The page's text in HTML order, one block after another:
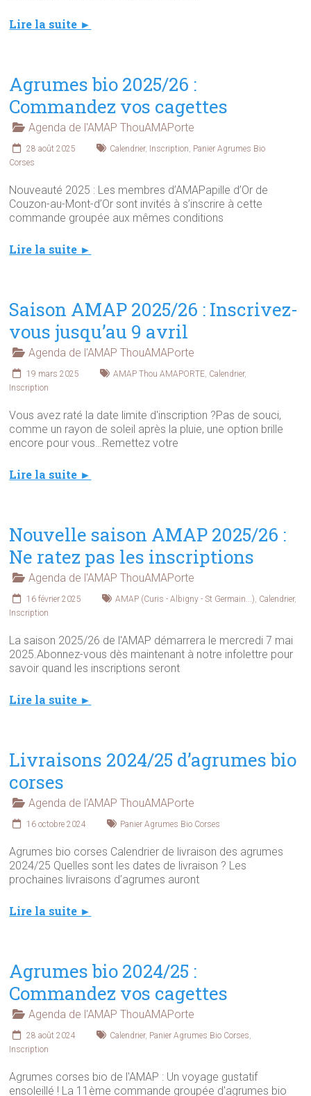
Lire la suite ►
Agrumes bio 2025/26 :
Commandez vos cagettes
Agenda de l'AMAP ThouAMAPorte
28 août 2025 Calendrier, Inscription, Panier Agrumes Bio
Corses
Nouveauté 2025 : Les membres d’AMAPapille d’Or de
Couzon-au-Mont-d’Or sont invités à s’inscrire à cette
commande groupée aux mêmes conditions
Lire la suite ►
Saison AMAP 2025/26 : Inscrivez-
vous jusqu’au 9 avril
Agenda de l'AMAP ThouAMAPorte
19 mars 2025 AMAP Thou AMAPORTE, Calendrier,
Inscription
Vous avez raté la date limite d'inscription ?Pas de souci,
comme un rayon de soleil après la pluie, une option brille
encore pour vous…Remettez votre
Lire la suite ►
Nouvelle saison AMAP 2025/26 :
Ne ratez pas les inscriptions
Agenda de l'AMAP ThouAMAPorte
16 février 2025 AMAP (Curis - Albigny - St Germain...), Calendrier,
Inscription
La saison 2025/26 de l'AMAP démarrera le mercredi 7 mai
2025.Abonnez-vous dès maintenant à notre infolettre pour
savoir quand les inscriptions seront
Lire la suite ►
Livraisons 2024/25 d’agrumes bio
corses
Agenda de l'AMAP ThouAMAPorte
16 octobre 2024 Panier Agrumes Bio Corses
Agrumes bio corses Calendrier de livraison des agrumes
2024/25 Quelles sont les dates de livraison ? Les
prochaines livraisons d’agrumes auront
Lire la suite ►
Agrumes bio 2024/25 :
Commandez vos cagettes
Agenda de l'AMAP ThouAMAPorte
28 août 2024 Calendrier, Panier Agrumes Bio Corses,
Inscription
Agrumes corses bio de l'AMAP : Un voyage gustatif
ensoleillé ! La 11ème commande groupée d'agrumes bio